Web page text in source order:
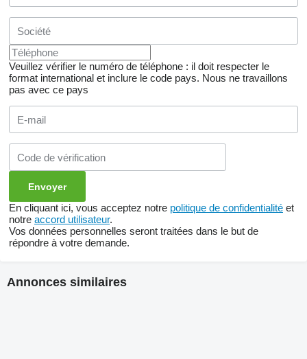
Veuillez vérifier le numéro de téléphone : il doit respecter le
format international et inclure le code pays. Nous ne travaillons
pas avec ce pays
En cliquant ici, vous acceptez notre politique de confidentialité et
notre accord utilisateur.
Vos données personnelles seront traitées dans le but de
répondre à votre demande.
Annonces similaires